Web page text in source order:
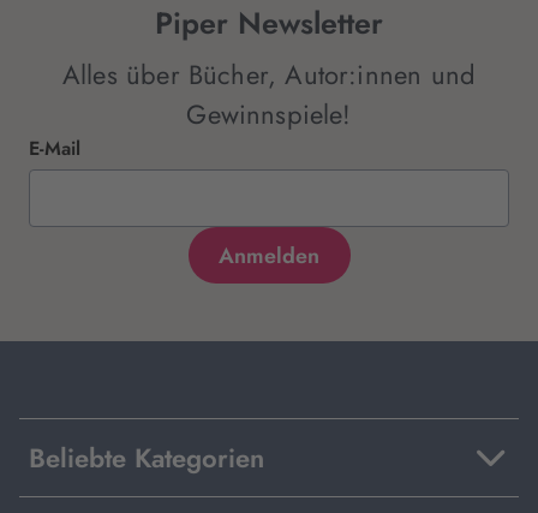
Piper Newsletter
Alles über Bücher, Autor:innen und
Gewinnspiele!
E-Mail
Beliebte Kategorien